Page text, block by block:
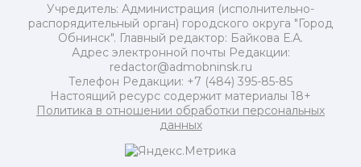
Учредитель: Администрация (исполнительно-
распорядительный орган) городского округа "Город
Обнинск". Главный редактор: Байкова Е.А.
Адрес электронной почты Редакции:
redactor@admobninsk.ru
Телефон Редакции: +7 (484) 395-85-85
Настоящий ресурс содержит материалы 18+
Политика в отношении обработки персональных
данных